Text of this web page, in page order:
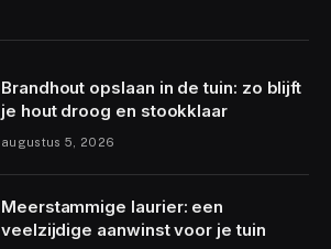
Brandhout opslaan in de tuin: zo blijft
je hout droog en stookklaar
augustus 5, 2026
Meerstammige laurier: een
veelzijdige aanwinst voor je tuin